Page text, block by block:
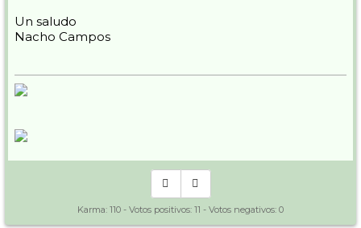
Un saludo
Nacho Campos
Karma: 110 - Votos positivos: 11 - Votos negativos: 0